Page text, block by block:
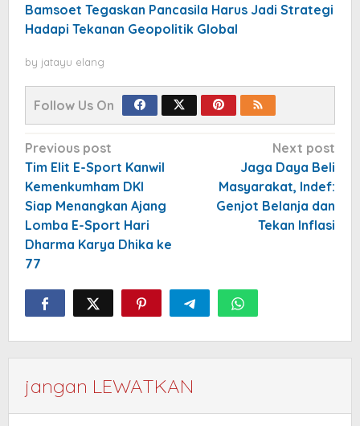
Bamsoet Tegaskan Pancasila Harus Jadi Strategi
Hadapi Tekanan Geopolitik Global
by jatayu elang
Follow Us On
Post
navigation
Previous post
Tim Elit E-Sport Kanwil
Kemenkumham DKI
Siap Menangkan Ajang
Lomba E-Sport Hari
Dharma Karya Dhika ke
77
Next post
Jaga Daya Beli
Masyarakat, Indef:
Genjot Belanja dan
Tekan Inflasi
jangan LEWATKAN